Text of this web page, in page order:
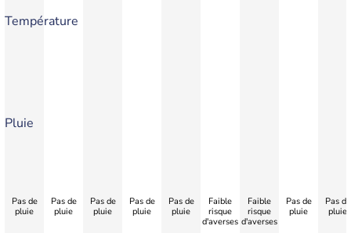
Température
Pluie
Pas de
pluie
Pas de
pluie
Pas de
pluie
Pas de
pluie
Pas de
pluie
Faible
risque
d'averses
Faible
risque
d'averses
Pas de
pluie
Pas de
pluie